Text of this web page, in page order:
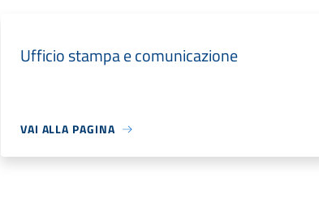
Ufficio stampa e comunicazione
VAI ALLA PAGINA